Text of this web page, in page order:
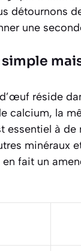
détournons
une
réside
calcium, la
essentiel à
minéraux
fait un